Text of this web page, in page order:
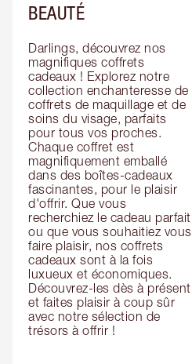
BEAUTÉ
Darlings, découvrez nos
magnifiques coffrets
cadeaux ! Explorez notre
collection enchanteresse de
coffrets de maquillage et de
soins du visage, parfaits
pour tous vos proches.
Chaque coffret est
magnifiquement emballé
dans des boîtes-cadeaux
fascinantes, pour le plaisir
d'offrir. Que vous
recherchiez le cadeau parfait
ou que vous souhaitiez vous
faire plaisir, nos coffrets
cadeaux sont à la fois
luxueux et économiques.
Découvrez-les dès à présent
et faites plaisir à coup sûr
avec notre sélection de
trésors à offrir !